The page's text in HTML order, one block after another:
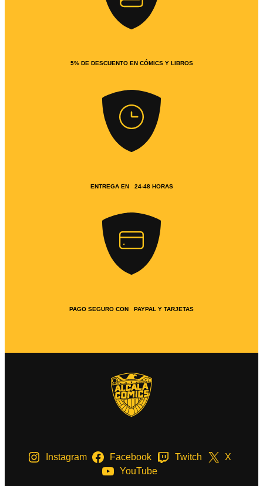
5% DE DESCUENTO EN CÓMICS Y LIBROS
ENTREGA EN 24-48 HORAS
PAGO SEGURO CON PAYPAL Y TARJETAS
Instagram Facebook Twitch
X
YouTube